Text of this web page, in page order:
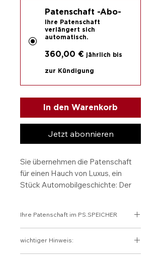
Patenschaft -Abo-
Ihre Patenschaft
verlängert sich
automatisch.
360,00 € jährlich bis
zur Kündigung
In den Warenkorb
Jetzt abonnieren
Sie übernehmen die Patenschaft
für einen Hauch von Luxus, ein
Stück Automobilgeschichte: Der
Raffinesse. In edlem Weiß strahlt
dieser Gran Turismo zeitlose
Klasse aus – angetrieben von
einem kraftvollen V8, gebaut für
Ihre Patenschaft im PS.SPEICHER
Geschichte bewahren. Zukunft
gestalten.
wichtiger Hinweis: